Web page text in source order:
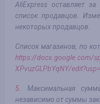
AliExpress оставляет
список продавцов.
некоторых продавцов.
Список магазинов, по
https://docs.google.com/
XPvuzGLPbYqNY/
5.
Максимальная
независимо от суммы